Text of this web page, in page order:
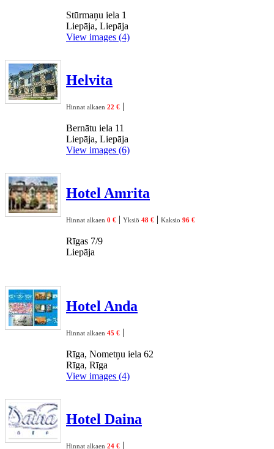
Stūrmaņu iela 1
Liepāja, Liepāja
View images (4)
Helvita
Hinnat alkaen 22 € |
Bernātu iela 11
Liepāja, Liepāja
View images (6)
Hotel Amrita
Hinnat alkaen 0 € | Yksiö 48 € | Kaksio 96 €
Rīgas 7/9
Liepāja
Hotel Anda
Hinnat alkaen 45 € |
Rīga, Nometņu iela 62
Rīga, Rīga
View images (4)
Hotel Daina
Hinnat alkaen 24 € |